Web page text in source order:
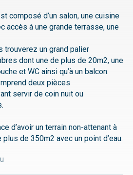
composé d’un salon, une cuisine
accès à une grande terrasse, une
trouverez un grand palier
dont une de plus de 20m2, une
et WC ainsi qu’à un balcon.
deux pièces
servir de coin nuit ou
d’avoir un terrain non-attenant à
de 350m2 avec un point d’eau.